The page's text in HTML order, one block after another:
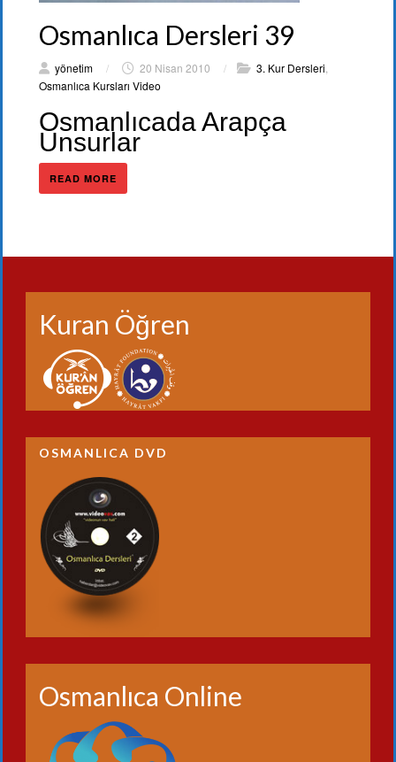
Osmanlıca Dersleri 39
yönetim / 20 Nisan 2010 / 3. Kur Dersleri
Osmanlıca Kursları Video
Osmanlıcada Arapça
Unsurlar
READ MORE
Kuran Öğren
OSMANLICA DVD
Osmanlıca Online